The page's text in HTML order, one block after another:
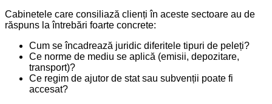
Cabinetele care consiliază clienți în aceste sectoare au de
răspuns la întrebări foarte concrete:
Cum se încadrează juridic diferitele tipuri de peleți?
Ce norme de mediu se aplică (emisii, depozitare,
transport)?
Ce regim de ajutor de stat sau subvenții poate fi
accesat?